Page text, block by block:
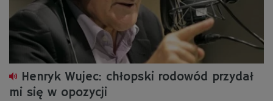
Henryk Wujec: chłopski rodowód przydał
mi się w opozycji